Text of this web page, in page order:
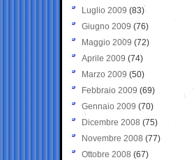
Luglio 2009 (83)
Giugno 2009 (76)
Maggio 2009 (72)
Aprile 2009 (74)
Marzo 2009 (50)
Febbraio 2009 (69)
Gennaio 2009 (70)
Dicembre 2008 (75)
Novembre 2008 (77)
Ottobre 2008 (67)